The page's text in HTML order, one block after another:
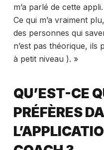
m’a parlé de cette
Ce qui m’a vraiment
des personnes qui
n’est pas théorique, ils
à petit niveau ). »
QU’EST-CE
PRÉFÈRES